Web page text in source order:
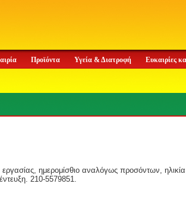
Προϊόντα Υγεία & Διατροφή Ευκαιρίες
ημερομίσθιο αναλόγως προσόντων,
210-5579851.